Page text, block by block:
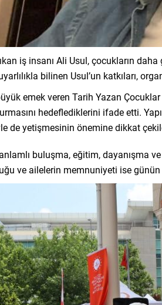
iş insanı Ali Usul, çocukların
bilinen Usul’un katkıları,
emek veren Tarih Yazan
hedeflediklerini ifade etti.
de yetişmesinin önemine dikkat
buluşma, eğitim,
ve ailelerin memnuniyeti ise